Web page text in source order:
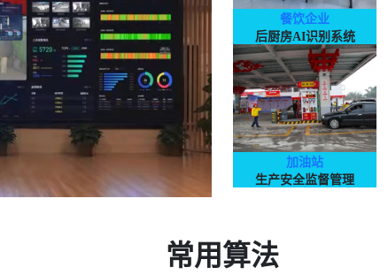
餐饮企业
后厨房AI识别系统
加油站
生产安全监督管理
常用算法